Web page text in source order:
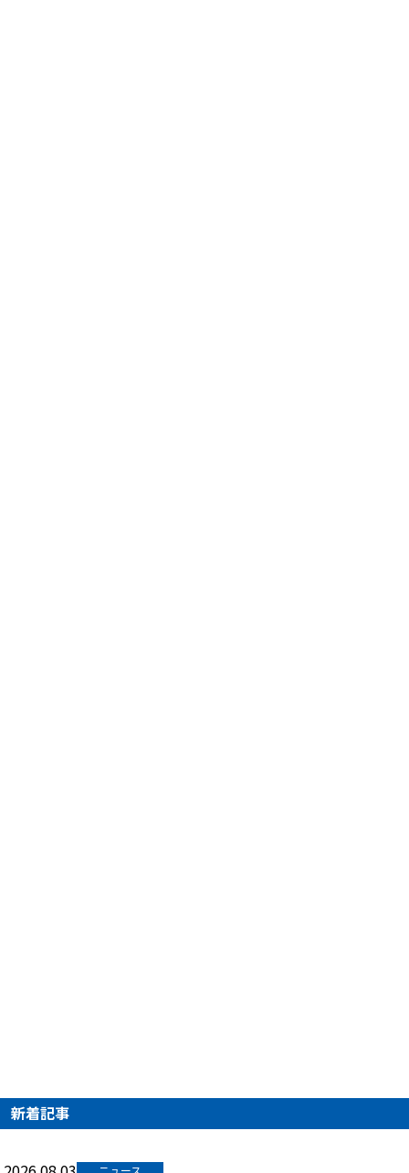
新着記事
ニュース